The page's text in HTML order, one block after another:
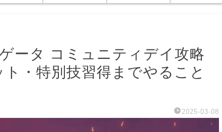
ータ コミュニティデイ攻略
・特別技習得までやること
2025-03-08